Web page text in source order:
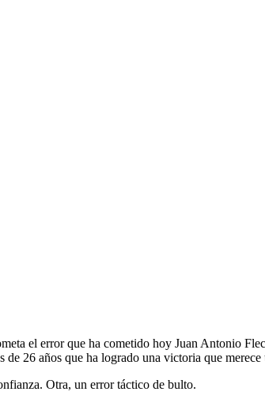
el error que ha cometido hoy Juan Antonio
26 años que ha logrado una victoria que merece
Otra, un error táctico de bulto.